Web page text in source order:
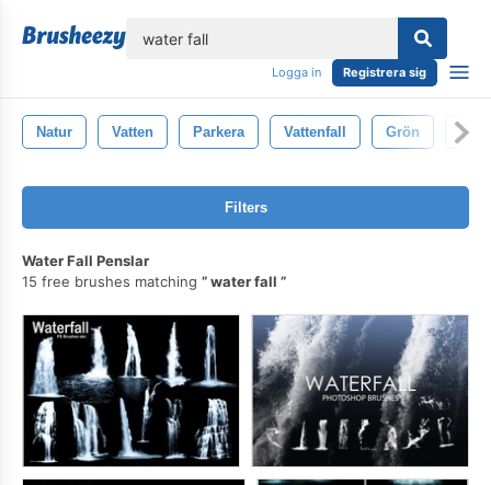
Logga in Registrera sig
Natur Vatten Parkera Vattenfall Grön Vår
Filters
Water Fall Penslar
15 free brushes matching
water fall